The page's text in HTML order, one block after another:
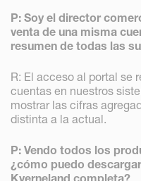
P: Soy el director
venta de una misma
resumen de todas las
R: El acceso al portal se
cuentas en nuestros
mostrar las cifras
distinta a la actual.
P: Vendo todos los
¿cómo puedo